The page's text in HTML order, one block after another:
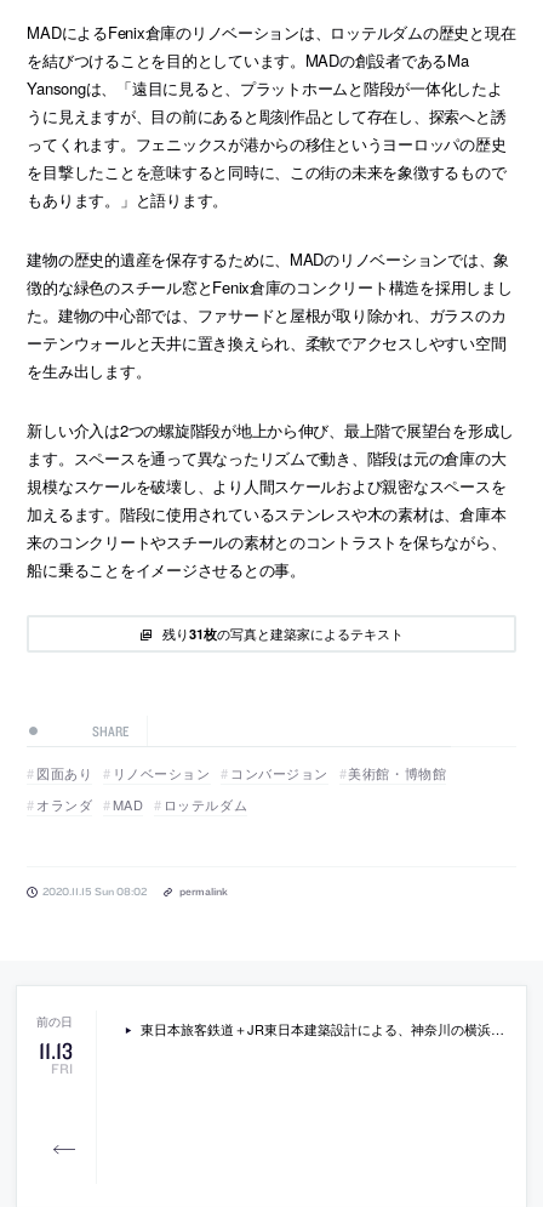
MADによるFenix倉庫のリノベーションは、ロッテルダムの歴史と現在
を結びつけることを目的としています。MADの創設者であるMa
Yansongは、「遠目に見ると、プラットホームと階段が一体化したよ
うに見えますが、目の前にあると彫刻作品として存在し、探索へと誘
ってくれます。フェニックスが港からの移住というヨーロッパの歴史
を目撃したことを意味すると同時に、この街の未来を象徴するもので
もあります。」と語ります。
建物の歴史的遺産を保存するために、MADのリノベーションでは、象
徴的な緑色のスチール窓とFenix倉庫のコンクリート構造を採用しまし
た。建物の中心部では、ファサードと屋根が取り除かれ、ガラスのカ
ーテンウォールと天井に置き換えられ、柔軟でアクセスしやすい空間
を生み出します。
新しい介入は2つの螺旋階段が地上から伸び、最上階で展望台を形成し
ます。スペースを通って異なったリズムで動き、階段は元の倉庫の大
規模なスケールを破壊し、より人間スケールおよび親密なスペースを
加えるます。階段に使用されているステンレスや木の素材は、倉庫本
来のコンクリートやスチールの素材とのコントラストを保ちながら、
船に乗ることをイメージさせるとの事。
残り31枚の写真と建築家によるテキスト
SHARE
図面あり リノベーション コンバージョン
美術館・博物館
オランダ
MAD ロッテルダム
2020.11.15 Sun 08:02 permalink
11.13
FRI
東日本旅客鉄道＋JR東日本建築設計による、神奈川の横浜駅西口駅ビル「JR横浜タワー」